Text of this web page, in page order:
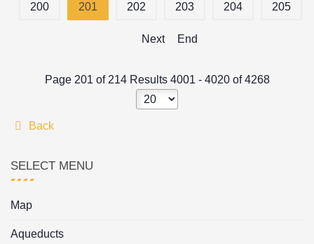
200 201 202 203 204 205
Next End
Page 201 of 214 Results 4001 - 4020 of 4268
Back
SELECT MENU
Map
Aqueducts